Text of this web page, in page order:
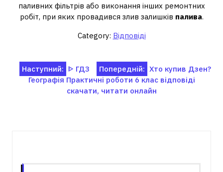
паливних фільтрів або виконання інших ремонтних
робіт, при яких провадився злив залишків палива.
Category: Відповіді
Навігація
записів
Попередній: Хто купив Дзен?
Наступний: ᐈ ГДЗ
Географія Практичні роботи 6 клас відповіді
скачати, читати онлайн